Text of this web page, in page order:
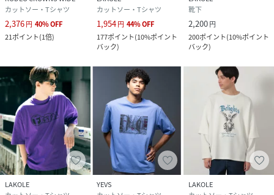
カットソー・Tシャツ
2,376円 40%OFF
21ポイント(1倍)
カットソー・Tシャツ
1,954円 44%OFF
177ポイント(10%ポイント
バック)
靴下
2,200円
200ポイント(10%ポイント
バック)
LAKOLE
YEVS
LAKOLE